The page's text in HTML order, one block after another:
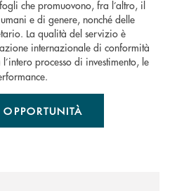
che promuovono, fra l’altro, il
e di genere, nonché delle
La qualità del servizio è
internazionale di conformità
l’intero processo di investimento, le